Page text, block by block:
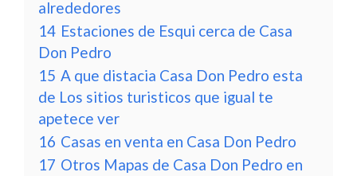
alrededores
14 Estaciones de Esqui cerca de Casa
Don Pedro
15 A que distacia Casa Don Pedro esta
de Los sitios turisticos que igual te
apetece ver
16 Casas en venta en Casa Don Pedro
17 Otros Mapas de Casa Don Pedro en